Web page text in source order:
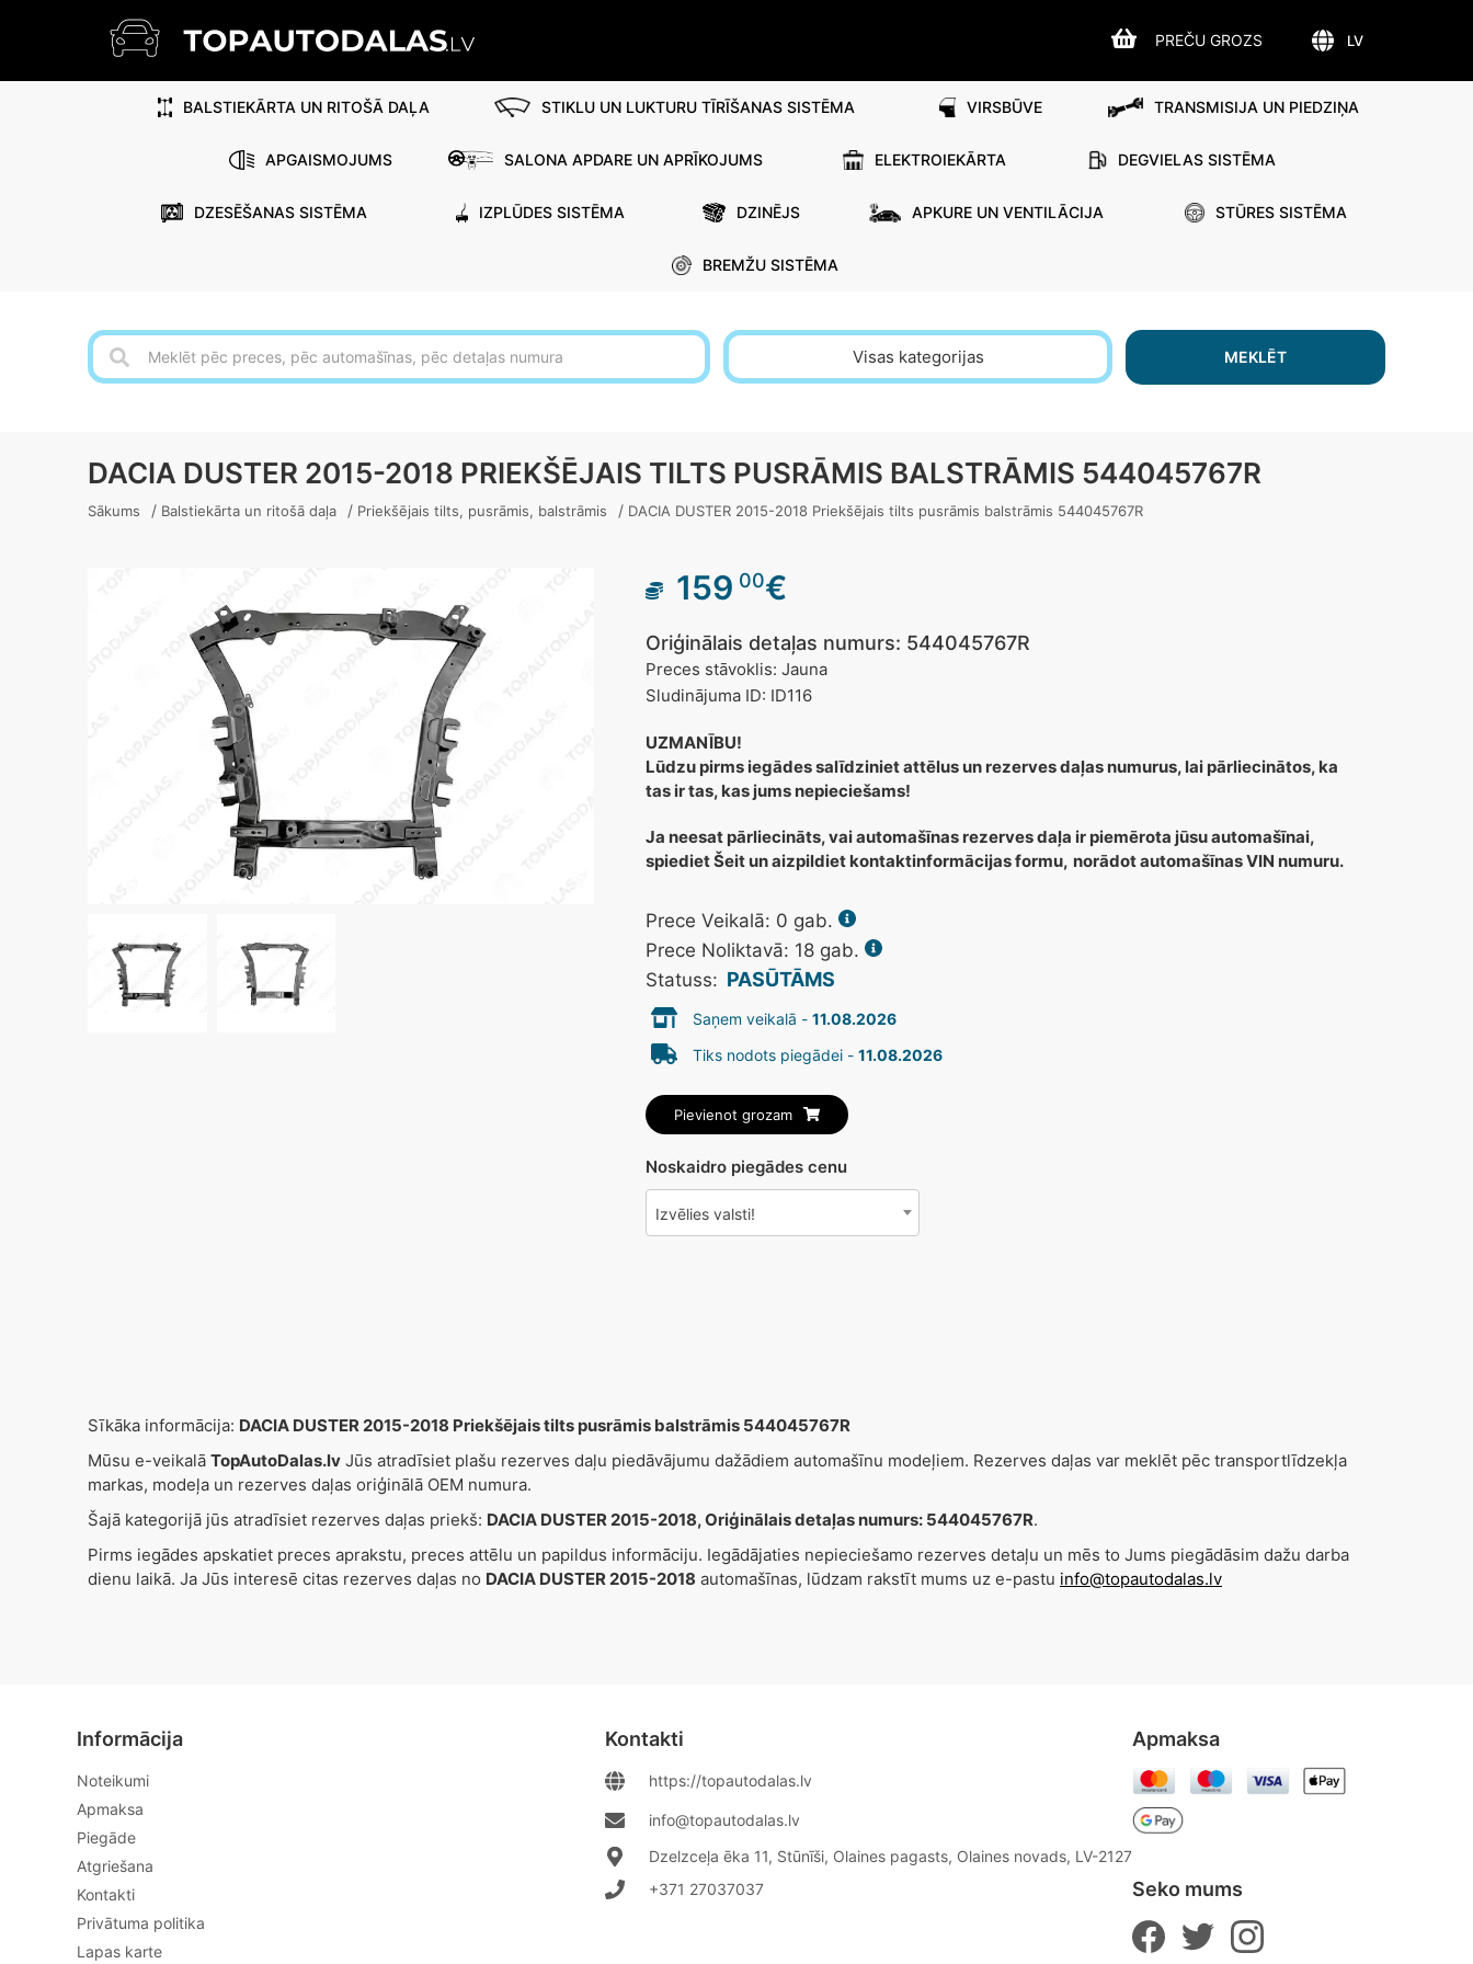
BALSTIEKĀRTA UN RITOŠĀ DAĻA STIKLU UN LUKTURU TĪRĪŠANAS SISTĒMA VIRSBŪVE TRANSMISIJA UN PIEDZIŅA
APGAISMOJUMS SALONA APDARE UN APRĪKOJUMS ELEKTROIEKĀRTA DEGVIELAS SISTĒMA
DZESĒŠANAS SISTĒMA IZPLŪDES SISTĒMA DZINĒJS APKURE UN VENTILĀCIJA STŪRES SISTĒMA
BREMŽU SISTĒMA
Visas kategorijas MEKLĒT
DACIA DUSTER 2015-2018 PRIEKŠĒJAIS TILTS PUSRĀMIS BALSTRĀMIS 544045767R
Sākums / Balstiekārta un ritošā daļa / Priekšējais tilts, pusrāmis, balstrāmis / DACIA DUSTER 2015-2018 Priekšējais tilts pusrāmis balstrāmis 544045767R
159 00€
Oriģinālais detaļas numurs: 544045767R
Preces stāvoklis: Jauna
Sludinājuma ID: ID116
UZMANĪBU!
Lūdzu pirms iegādes salīdziniet attēlus un rezerves daļas numurus, lai pārliecinātos, ka
tas ir tas, kas jums nepieciešams!
Ja neesat pārliecināts, vai automašīnas rezerves daļa ir piemērota jūsu automašīnai,
spiediet Šeit un aizpildiet kontaktinformācijas formu, norādot automašīnas VIN numuru.
Prece Veikalā: 0 gab.
Prece Noliktavā: 18 gab.
Statuss: PASŪTĀMS
Saņem veikalā -11.08.2026
Tiks nodots piegādei -11.08.2026
Pievienot grozam
Noskaidro piegādes cenu
Izvēlies valsti!
Sīkāka informācija: DACIA DUSTER 2015-2018 Priekšējais tilts pusrāmis balstrāmis 544045767R
Mūsu e-veikalā TopAutoDalas.lv Jūs atradīsiet plašu rezerves daļu piedāvājumu dažādiem automašīnu modeļiem. Rezerves daļas var meklēt pēc transportlīdzekļa
markas, modeļa un rezerves daļas oriģinālā OEM numura.
Šajā kategorijā jūs atradīsiet rezerves daļas priekš: DACIA DUSTER 2015-2018, Oriģinālais detaļas numurs: 544045767R.
Pirms iegādes apskatiet preces aprakstu, preces attēlu un papildus informāciju. Iegādājaties nepieciešamo rezerves detaļu un mēs to Jums piegādāsim dažu darba
dienu laikā. Ja Jūs interesē citas rezerves daļas no DACIA DUSTER 2015-2018 automašīnas, lūdzam rakstīt mums uz e-pastu info@topautodalas.lv
Informācija
Noteikumi
Apmaksa
Piegāde
Atgriešana
Kontakti
Privātuma politika
Lapas karte
Kontakti
https://topautodalas.lv
info@topautodalas.lv
Dzelzceļa ēka 11, Stūnīši, Olaines pagasts, Olaines novads, LV-2127
+371 27037037‬
Apmaksa
Seko mums
LV
PREČU GROZS